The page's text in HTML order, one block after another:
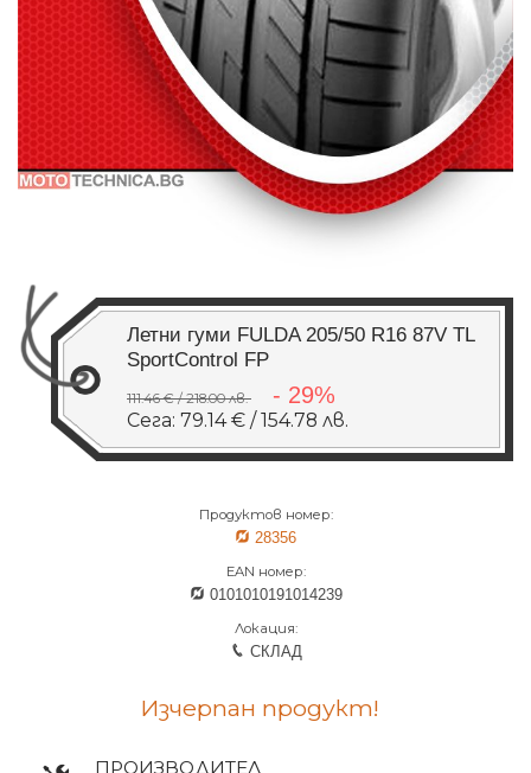
Летни гуми FULDA 205/50 R16 87V TL
SportControl FP
111.46 € / 218.00 лв. - 29%
Сега: 79.14 € / 154.78 лв.
Продуктов номер:
28356
EAN номер:
0101010191014239
Локация:
СКЛАД
Изчерпан продукт!
ПРОИЗВОДИТЕЛ